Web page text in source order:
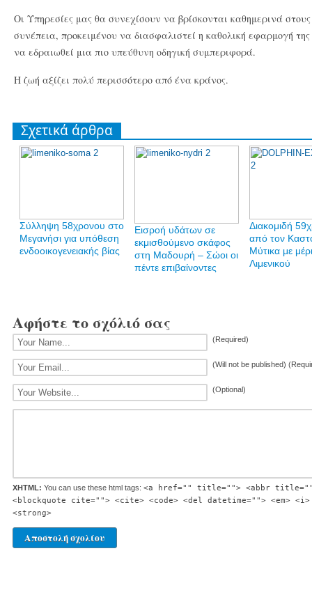
Οι Υπηρεσίες μας θα συνεχίσουν να βρίσκονται καθημερινά
συνέπεια, προκειμένου να διασφαλιστεί η καθολική εφαρμογή
να εδραιωθεί μια πιο υπεύθυνη οδηγική συμπεριφορά.
Η ζωή αξίζει πολύ περισσότερο από ένα κράνος.
Σχετικά άρθρα
Σύλληψη 58χρονου στο
Μεγανήσι για υπόθεση
ενδοοικογενειακής βίας
Εισροή υδάτων σε
εκμισθούμενο σκάφος
στη Μαδουρή – Σώοι οι
πέντε επιβαίνοντες
Διακομιδή
από τον
Μύτικα με
Λιμενικού
Αφήστε το σχόλιό σας
(Required)
(Will not be published)
(Optional)
XHTML: You can use these html tags: <a href="" title=""> <abbr
<blockquote cite=""> <cite> <code> <del datetime=""> <em>
<strong>